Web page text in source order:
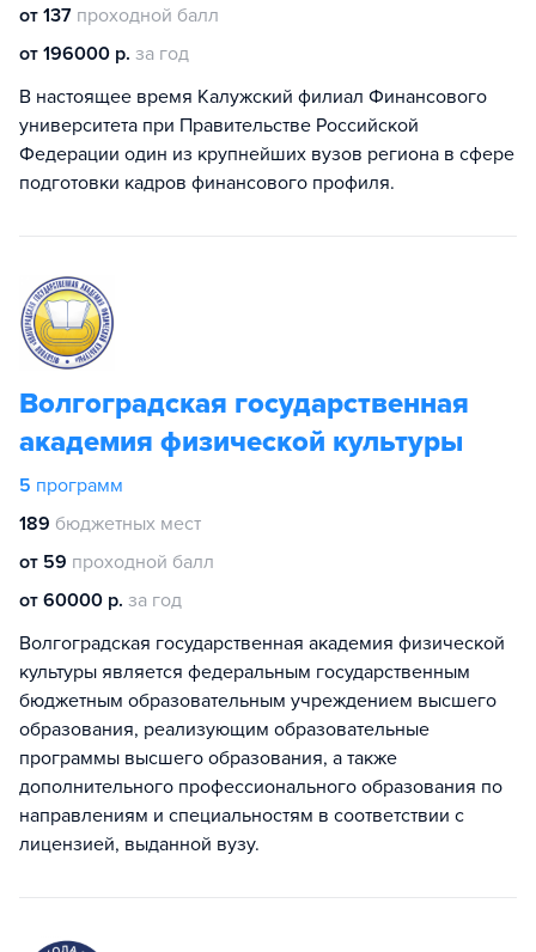
от 137 проходной балл
от 196000 р. за год
В настоящее время Калужский филиал Финансового
университета при Правительстве Российской
Федерации один из крупнейших вузов региона в сфере
подготовки кадров финансового профиля.
Волгоградская государственная
академия физической культуры
5 программ
189 бюджетных мест
от 59 проходной балл
от 60000 р. за год
Волгоградская государственная академия физической
культуры является федеральным государственным
бюджетным образовательным учреждением высшего
образования, реализующим образовательные
программы высшего образования, а также
дополнительного профессионального образования по
направлениям и специальностям в соответствии с
лицензией, выданной вузу.